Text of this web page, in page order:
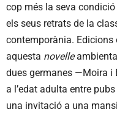
cop més la seva
els seus retrats de la
contemporània.
aquesta novelle
dues germanes —Moira i
a l’edat adulta entre
una invitació a una